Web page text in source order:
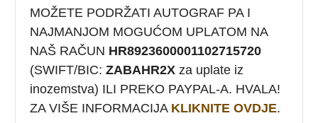
MOŽETE PODRŽATI AUTOGRAF PA I
NAJMANJOM MOGUĆOM UPLATOM NA
NAŠ RAČUN HR8923600001102715720
(SWIFT/BIC: ZABAHR2X za uplate iz
inozemstva) ILI PREKO PAYPAL-A. HVALA!
ZA VIŠE INFORMACIJA KLIKNITE OVDJE.